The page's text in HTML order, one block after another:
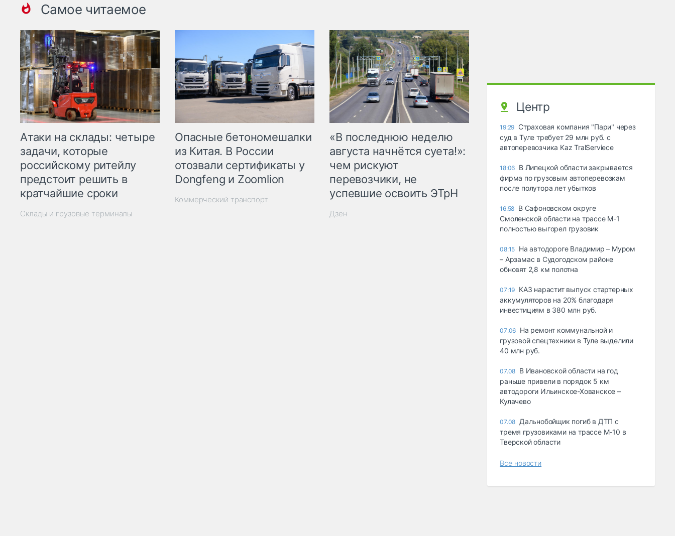
Самое читаемое
Атаки на склады: четыре
задачи, которые
российскому ритейлу
предстоит решить в
кратчайшие сроки
Склады и грузовые терминалы
Опасные бетономешалки
из Китая. В России
отозвали сертификаты у
Dongfeng и Zoomlion
Коммерческий транспорт
«В последнюю неделю
августа начнётся суета!»:
чем рискуют
перевозчики, не
успевшие освоить ЭТрН
Дзен
Центр
19:29 Страховая компания "Пари" через
суд в Туле требует 29 млн руб. с
автоперевозчика Kaz TralServiece
18:06 В Липецкой области закрывается
фирма по грузовым автоперевозкам
после полутора лет убытков
16:58 В Сафоновском округе
Смоленской области на трассе М-1
полностью выгорел грузовик
08:15 На автодороге Владимир – Муром
– Арзамас в Судогодском районе
обновят 2,8 км полотна
07:19 КАЗ нарастит выпуск стартерных
аккумуляторов на 20% благодаря
инвестициям в 380 млн руб.
07:06 На ремонт коммунальной и
грузовой спецтехники в Туле выделили
40 млн руб.
07.08 В Ивановской области на год
раньше привели в порядок 5 км
автодороги Ильинское-Хованское –
Кулачево
07.08 Дальнобойщик погиб в ДТП с
тремя грузовиками на трассе М-10 в
Тверской области
Все новости